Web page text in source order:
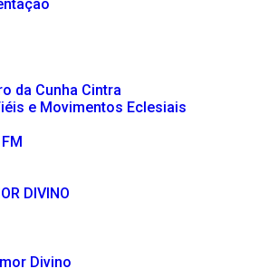
da Cunha Cintra
e Movimentos Eclesiais
DIVINO
Divino